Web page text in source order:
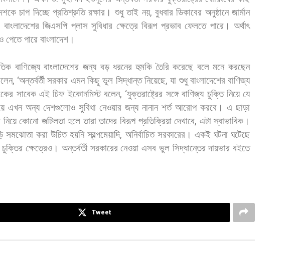
চাপ দিচ্ছে প্রতিশ্রুতি রক্ষার। শুধু তাই নয়, বুধবার ডিকাবের অনুষ্ঠানে জার্মান
বাংলাদেশের জিএসপি প্লাস সুবিধার ক্ষেত্রে বিরূপ প্রভাব ফেলতে পারে। অর্থাৎ
পেতে পারে বাংলাদেশ।
বাণিজ্যে বাংলাদেশের জন্য বড় ধরনের হুমকি তৈরি করেছে বলে মনে করছেন
, ‘অন্তর্বর্তী সরকার এমন কিছু ভুল সিদ্ধান্ত নিয়েছে,যা শুধু বাংলাদেশের বাণিজ্য
সাবেক এই চিফ ইকোনমিস্ট বলেন, ‘যুক্তরাষ্ট্রের সঙ্গে বাণিজ্য চুক্তি নিয়ে যে
এখন অন্য দেশগুলোও সুবিধা নেওয়ার জন্য নানান শর্ত আরোপ করবে। এ ছাড়া
নিয়ে কোনো জটিলতা হলে তারা তাদের বিরূপ প্রতিক্রিয়া দেখাবে, এটা স্বাভাবিক।
সমঝোতা করা উচিত হয়নি স্বল্পমেয়াদি, অনির্বাচিত সরকারের। একই ঘটনা ঘটেছে
চুক্তির ক্ষেত্রেও। অন্তর্বর্তী সরকারের নেওয়া এসব ভুল সিদ্ধান্তের দায়ভার বইতে
Tweet